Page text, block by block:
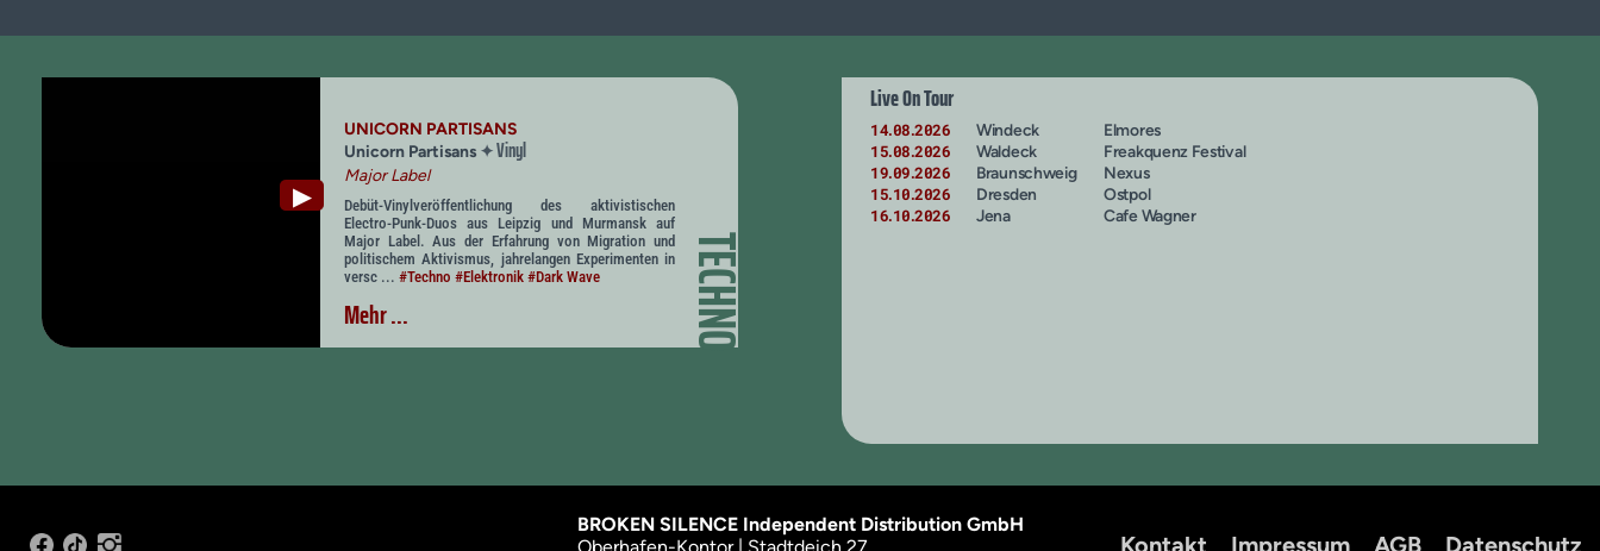
▶
TECHNO
UNICORN PARTISANS
Unicorn Partisans ✦Vinyl
Major Label
Debüt-Vinylveröffentlichung des aktivistischen
Electro-Punk-Duos aus Leipzig und Murmansk auf
Major Label. Aus der Erfahrung von Migration und
politischem Aktivismus, jahrelangen Experimenten in
versc ... #Techno #Elektronik #Dark Wave
Mehr ...
Live On Tour
14.08.2026 Windeck
Elmores
15.08.2026 Waldeck
Freakquenz Festival
19.09.2026 Braunschweig
Nexus
15.10.2026 Dresden
Ostpol
16.10.2026 Jena Cafe Wagner
BROKEN SILENCE Independent Distribution GmbH
Kontakt Impressum AGB Datenschutz